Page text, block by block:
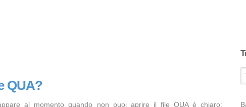
QUA?
al momento quando non puoi aprire il file QUA è chiaro: